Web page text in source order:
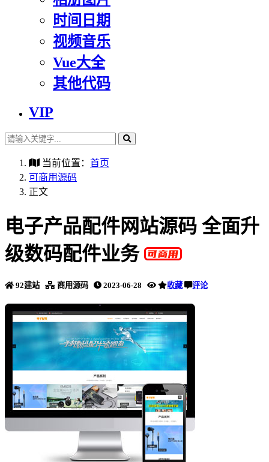
时间日期
视频音乐
Vue大全
其他代码
VIP
当前位置： 首页
可商用源码
正文
电子产品配件网站源码 全面升
级数码配件业务
92建站 商用源码 2023-06-28 收藏 评论